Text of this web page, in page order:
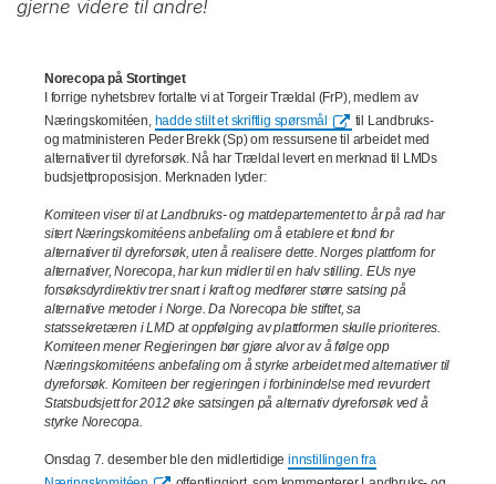
gjerne videre til andre!
Norecopa på Stortinget
I forrige nyhetsbrev fortalte vi at Torgeir Trældal (FrP), medlem av
Næringskomitéen, hadde stilt et skriftlig spørsmål
til Landbruks-
og matministeren Peder Brekk (Sp) om ressursene til arbeidet med
alternativer til dyreforsøk. Nå har Trældal levert en merknad til LMDs
budsjettproposisjon. Merknaden lyder:
Komiteen viser til at Landbruks- og matdepartementet to år på rad har
sitert Næringskomitéens anbefaling om å etablere et fond for
alternativer til dyreforsøk, uten å realisere dette. Norges plattform for
alternativer, Norecopa, har kun midler til en halv stilling. EUs nye
forsøksdyrdirektiv trer snart i kraft og medfører større satsing på
alternative metoder i Norge. Da Norecopa ble stiftet, sa
statssekretæren i LMD at oppfølging av plattformen skulle prioriteres.
Komiteen mener Regjeringen bør gjøre alvor av å følge opp
Næringskomitéens anbefaling om å styrke arbeidet med alternativer til
dyreforsøk. Komiteen ber regjeringen i forbinindelse med revurdert
Statsbudsjett for 2012 øke satsingen på alternativ dyreforsøk ved å
styrke Norecopa.
Onsdag 7. desember ble den midlertidigeinnstillingen fra